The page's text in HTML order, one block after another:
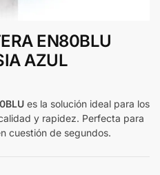
EN80BLU
AZUL
es la solución ideal para los
y rapidez. Perfecta para
cuestión de segundos.